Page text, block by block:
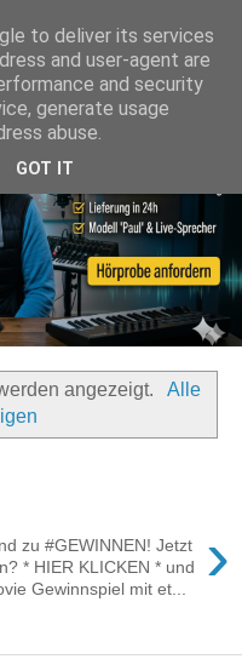
angezeigt.
Alle
›
zu #GEWINNEN! Jetzt
* HIER KLICKEN * und
Gewinnspiel mit et...
to deliver its services
and user-agent are
and security
generate usage
abuse.
GOT IT